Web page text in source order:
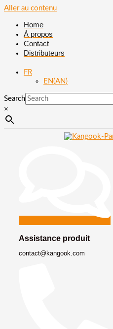
Aller au contenu
Home
À propos
Contact
Distributeurs
FR
EN(AN)
Search
×
Assistance produit
contact@kangook.com